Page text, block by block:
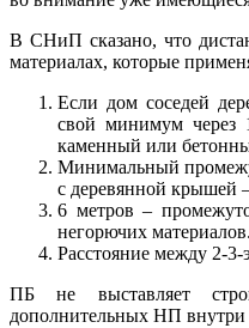
В СНиП сказано, что
материалах, которые
Если дом соседей
свой минимум через
каменный или
Минимальный
с деревянной крышей
6 метров –
негорючих материалов.
Расстояние между 2-
ПБ не выставляет
дополнительных НП внутри